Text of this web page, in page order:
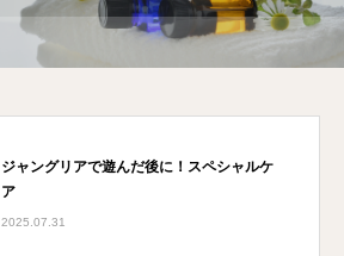
ジャングリアで遊んだ後に！スペシャルケ
ア
2025.07.31